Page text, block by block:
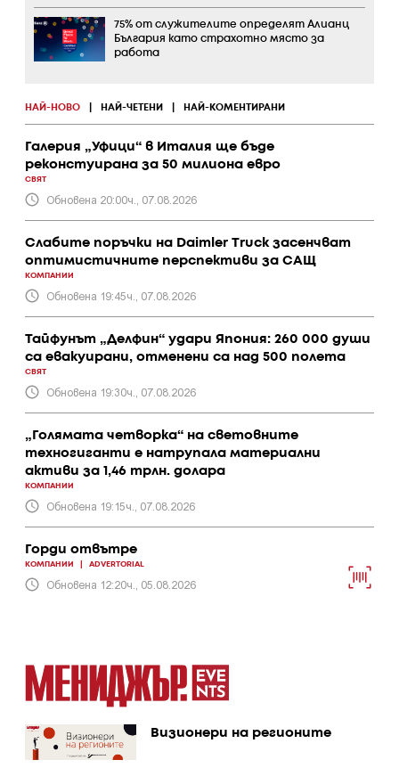
НАЙ-НОВО НАЙ-ЧЕТЕНИ НАЙ-КОМЕНТИРАНИ
Галерия „Уфици“ в Италия ще бъде
реконстуирана за 50 милиона евро
СВЯТ
Обновена 20:00ч., 07.08.2026
Слабите поръчки на Daimler Truck засенчват
оптимистичните перспективи за САЩ
КОМПАНИИ
Обновена 19:45ч., 07.08.2026
Тайфунът „Делфин“ удари Япония: 260 000 души
са евакуирани, отменени са над 500 полета
СВЯТ
Обновена 19:30ч., 07.08.2026
„Голямата четворка“ на световните
техногиганти е натрупала материални
активи за 1,46 трлн. долара
КОМПАНИИ
Обновена 19:15ч., 07.08.2026
Горди отвътре
КОМПАНИИ ADVERTORIAL
Обновена 12:20ч., 05.08.2026
75% от служителите определят Алианц
България като страхотно място за
работа
Визионери на регионите